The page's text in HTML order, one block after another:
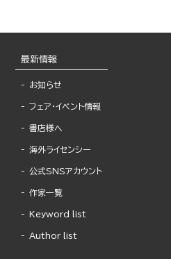
最新情報
お知らせ
フェア・イベント情報
書店様へ
海外ライセンシー
公式SNSアカウント
作家一覧
Keyword list
Author list